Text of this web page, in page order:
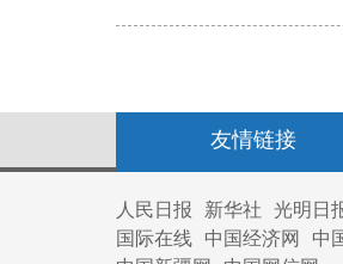
友情链接
人民日报 新华社 光明日
国际在线
中国经济网 中